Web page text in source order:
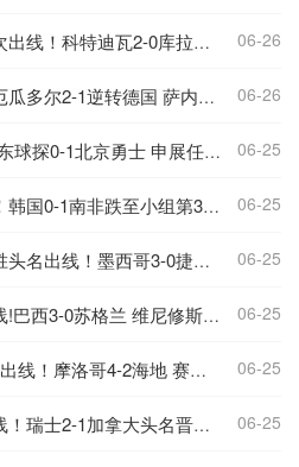
库拉索 佩佩双响迪奥曼德桑加雷献助攻 06-26
萨内破门普拉塔制胜女主裁判罚引争议 06-26
1北京勇士 申展任意球直接破门 06-25
小组第3 马塞科制胜南非小组第2出线 06-25
3-0捷克 40岁奥乔亚登场 捷克小组出局 06-25
尼修斯双响库尼亚破门 内马尔替补登场 06-25
地 赛巴里连续3场破门伊西多尔世界波 06-25
大头名晋级 曼赞比传射巴尔加斯破门 06-25